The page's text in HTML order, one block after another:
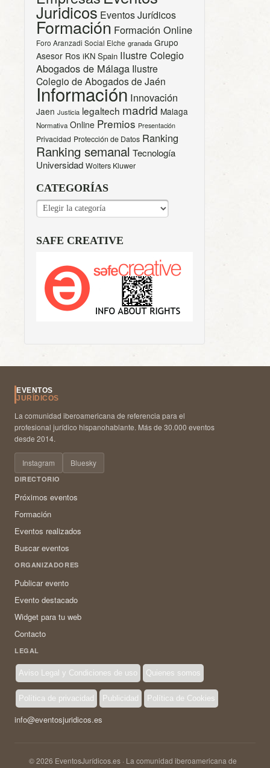
Juridicos Eventos Jurídicos
Formación Formación Online
Foro Aranzadi Social Elche granada Grupo
Asesor Ros iKN Spain Ilustre Colegio
Abogados de Málaga Ilustre
Colegio de Abogados de Jaén
Información Innovación
Jaen Justicia legaltech madrid Malaga
Normativa Online Premios Presentación
Privacidad Protección de Datos Ranking
Ranking semanal Tecnología
Universidad Wolters Kluwer
CATEGORÍAS
CATEGORÍAS
SAFE CREATIVE
EVENTOS
JURÍDICOS
La comunidad iberoamericana de referencia para el
profesional jurídico hispanohablante. Más de 30.000 eventos
desde 2014.
Instagram Bluesky
DIRECTORIO
Próximos eventos
Formación
Eventos realizados
Buscar eventos
ORGANIZADORES
Publicar evento
Evento destacado
Widget para tu web
Contacto
LEGAL
Aviso Legal y Condiciones de uso Quienes somos
Política de privacidad Publicidad Política de Cookies
info@eventosjuridicos.es
© 2026 EventosJurídicos.es · La comunidad iberoamericana de